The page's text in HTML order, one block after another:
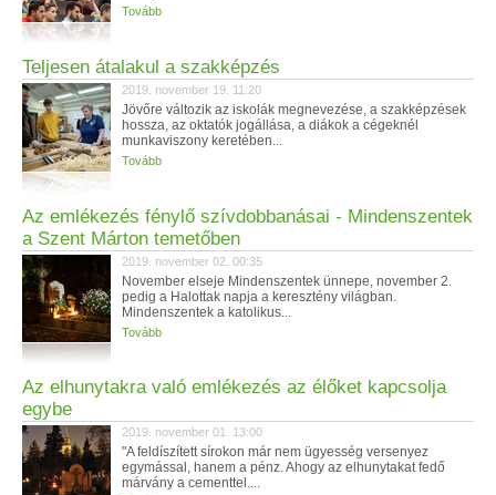
Tovább
Teljesen átalakul a szakképzés
2019. november 19. 11:20
Jövőre változik az iskolák megnevezése, a szakképzések
hossza, az oktatók jogállása, a diákok a cégeknél
munkaviszony keretében...
Tovább
Az emlékezés fénylő szívdobbanásai - Mindenszentek
a Szent Márton temetőben
2019. november 02. 00:35
November elseje Mindenszentek ünnepe, november 2.
pedig a Halottak napja a keresztény világban.
Mindenszentek a katolikus...
Tovább
Az elhunytakra való emlékezés az élőket kapcsolja
egybe
2019. november 01. 13:00
"A feldíszített sírokon már nem ügyesség versenyez
egymással, hanem a pénz. Ahogy az elhunytakat fedő
márvány a cementtel....